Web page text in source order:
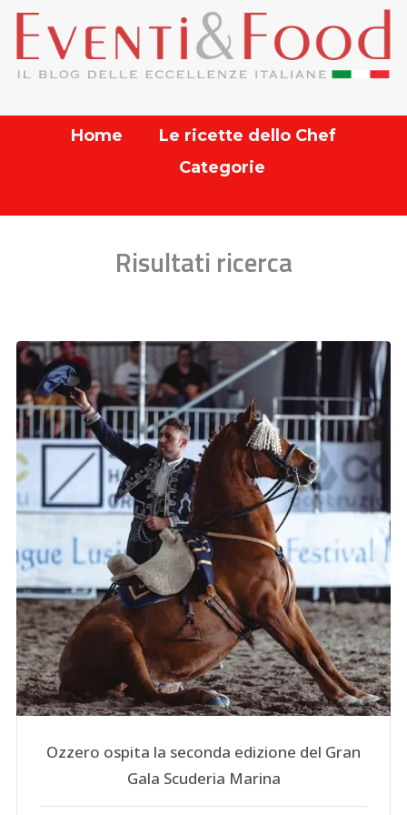
Home
Le ricette dello Chef
Categorie
Risultati ricerca
Ozzero ospita la seconda edizione del Gran
Gala Scuderia Marina